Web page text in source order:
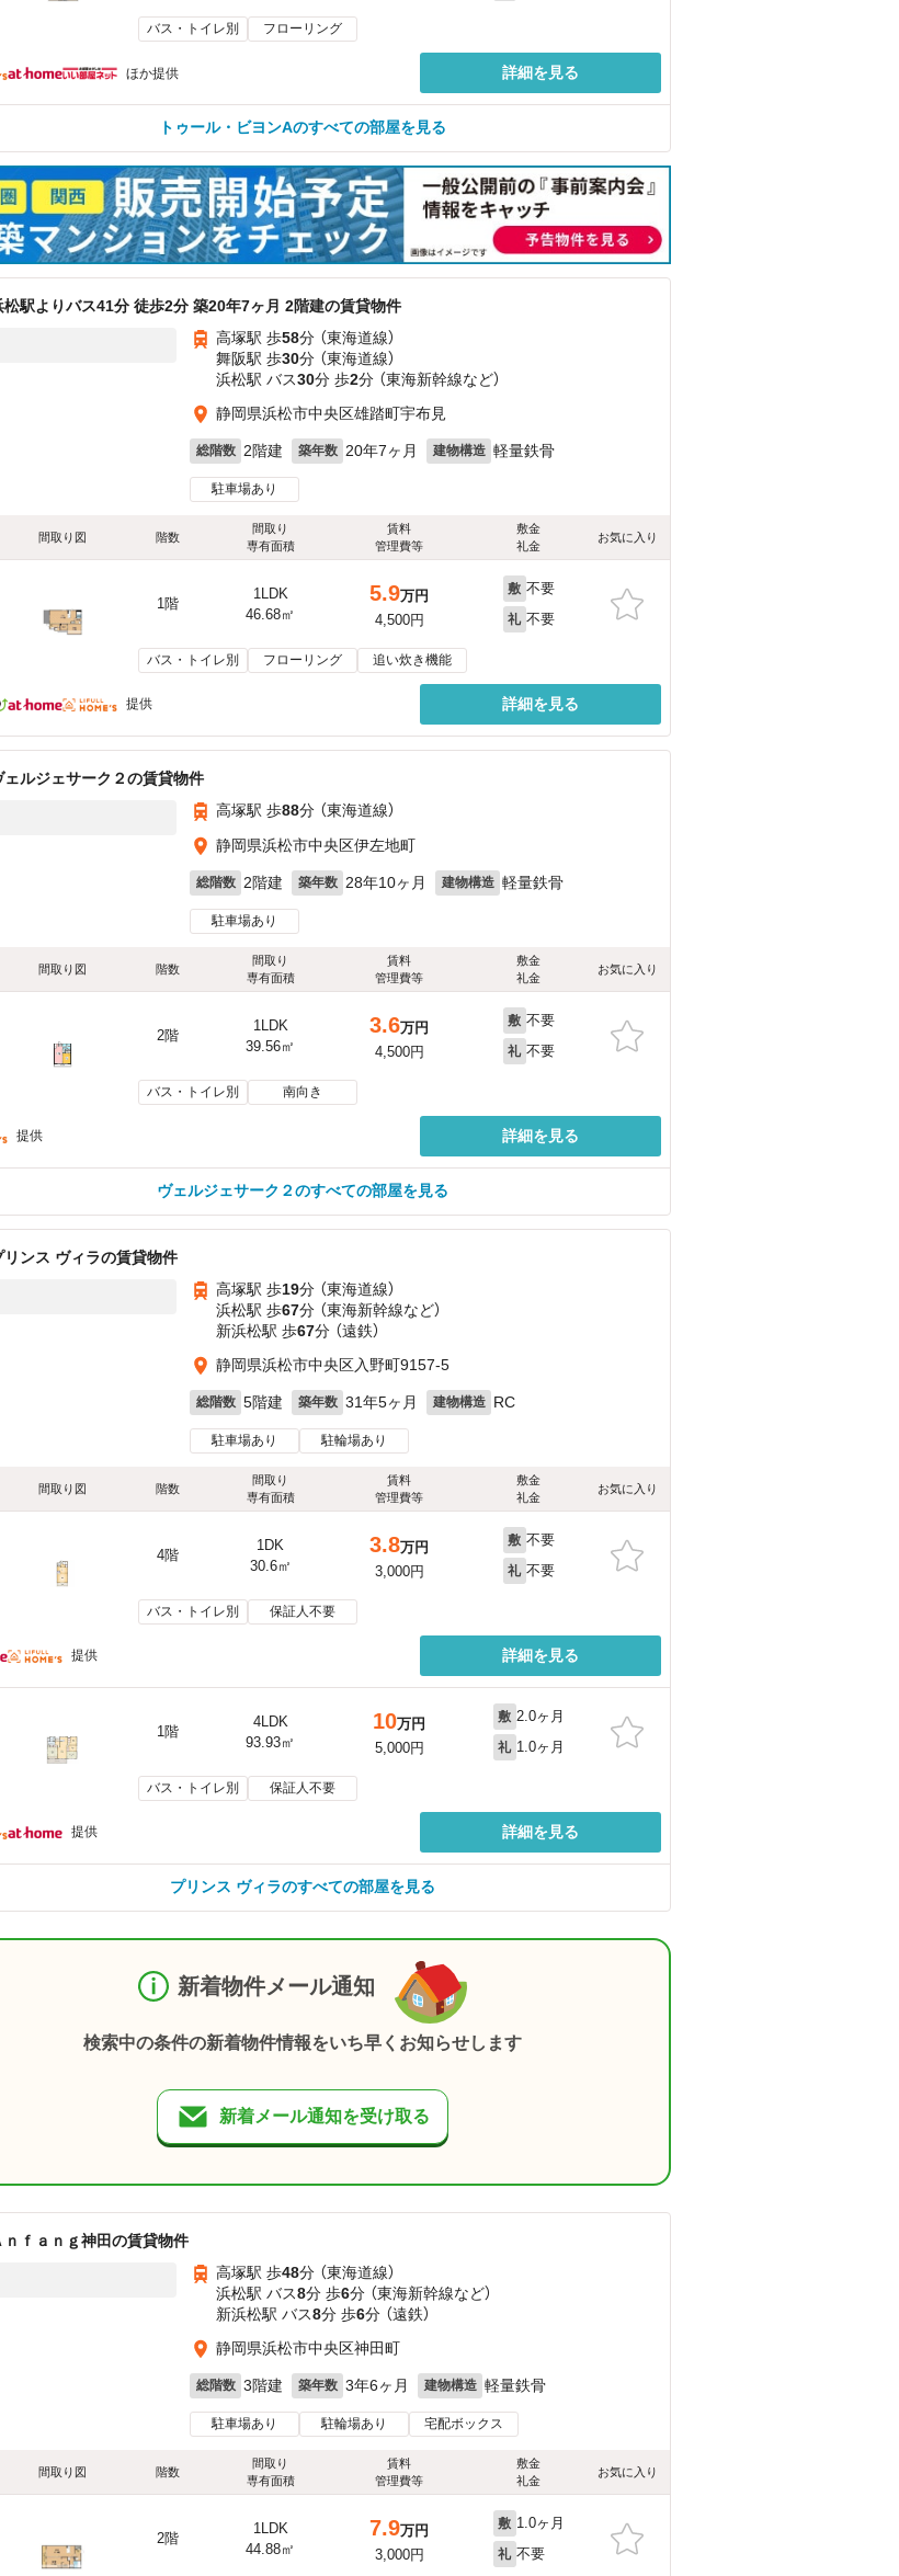
バス・トイレ別 フローリング
ほか提供 詳細を見る
トゥール・ビヨンAのすべての部屋を見る
松駅よりバス41分 徒歩2分 築20年7ヶ月 2階建の賃貸物件
高塚駅 歩58分 （東海道線）
舞阪駅 歩30分 （東海道線）
浜松駅 バス30分 歩2分 （東海新幹線など）
静岡県浜松市中央区雄踏町宇布見
総階数 2階建 築年数 20年7ヶ月 建物構造 軽量鉄骨
駐車場あり
間取り図 階数
間取り
専有面積
賃料
管理費等
敷金
礼金
お気に入り
1階
1LDK
46.68㎡
5.9万円
4,500円
敷 不要
礼 不要
バス・トイレ別 フローリング 追い炊き機能
提供 詳細を見る
ェルジェサーク２の賃貸物件
高塚駅 歩88分 （東海道線）
静岡県浜松市中央区伊左地町
総階数 2階建 築年数 28年10ヶ月 建物構造 軽量鉄骨
駐車場あり
間取り図 階数
間取り
専有面積
賃料
管理費等
敷金
礼金
お気に入り
2階
1LDK
39.56㎡
3.6万円
4,500円
敷 不要
礼 不要
バス・トイレ別 南向き
提供 詳細を見る
ヴェルジェサーク２のすべての部屋を見る
リンス ヴィラの賃貸物件
高塚駅 歩19分 （東海道線）
浜松駅 歩67分 （東海新幹線など）
新浜松駅 歩67分 （遠鉄）
静岡県浜松市中央区入野町9157-5
総階数 5階建 築年数 31年5ヶ月 建物構造 RC
駐車場あり 駐輪場あり
間取り図 階数
間取り
専有面積
賃料
管理費等
敷金
礼金
お気に入り
4階
1DK
30.6㎡
3.8万円
3,000円
敷 不要
礼 不要
バス・トイレ別 保証人不要
提供 詳細を見る
1階
4LDK
93.93㎡
10万円
5,000円
敷 2.0ヶ月
礼 1.0ヶ月
バス・トイレ別 保証人不要
提供 詳細を見る
プリンス ヴィラのすべての部屋を見る
新着物件メール通知
検索中の条件の新着物件情報をいち早くお知らせします
新着メール通知を受け取る
ｎｆａｎｇ神田の賃貸物件
高塚駅 歩48分 （東海道線）
浜松駅 バス8分 歩6分 （東海新幹線など）
新浜松駅 バス8分 歩6分 （遠鉄）
静岡県浜松市中央区神田町
総階数 3階建 築年数 3年6ヶ月 建物構造 軽量鉄骨
駐車場あり 駐輪場あり 宅配ボックス
間取り図 階数
間取り
専有面積
賃料
管理費等
敷金
礼金
お気に入り
2階
1LDK
44.88㎡
7.9万円
3,000円
敷 1.0ヶ月
礼 不要